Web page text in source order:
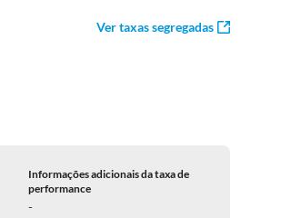
Ver taxas segregadas
Informações adicionais da taxa de
performance
-